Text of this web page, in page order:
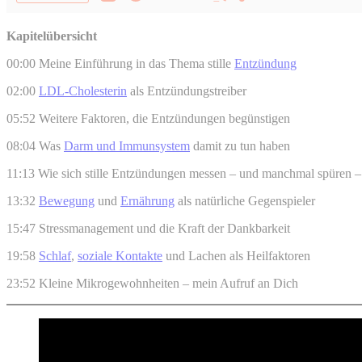
Kapitelübersicht
00:00 Meine Einführung in das Thema stille Entzündung
02:00 LDL-Cholesterin als Entzündungstreiber
05:52 Weitere Faktoren, die Entzündungen begünstigen
08:04 Was Darm und Immunsystem damit zu tun haben
11:13 Wie sich stille Entzündungen messen – und manchmal spüren –
13:32 Bewegung und Ernährung als natürliche Gegenspieler
15:47 Stressmanagement und die Kraft der Dankbarkeit
19:58 Schlaf, soziale Kontakte und Lachen als Heilfaktoren
23:52 Kleine Mikrogewohnheiten – mein Aufruf an Dich